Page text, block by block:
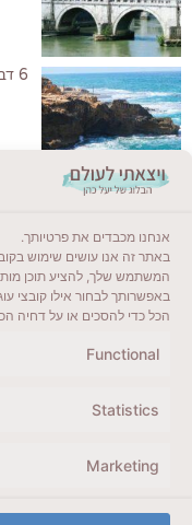
אנחנו מכבדים את פרטיותך.
באתר זה אנו עושים שימוש
המשתמש שלך, להציע תוכן
באפשרותך לבחור אילו קובצי
הכל כדי להסכים או על דחיה
Functional
Statistics
Marketing
6 דברים שאפשר לעשות בראש הנקרה
ייעדים מומלצים
מדריכים ועזרים
לשליחת הודעת